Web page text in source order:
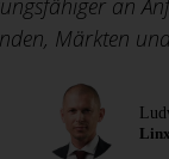
an
Märkten